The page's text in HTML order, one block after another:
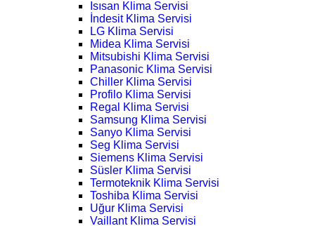
Isısan Klima Servisi
İndesit Klima Servisi
LG Klima Servisi
Midea Klima Servisi
Mitsubishi Klima Servisi
Panasonic Klima Servisi
Chiller Klima Servisi
Profilo Klima Servisi
Regal Klima Servisi
Samsung Klima Servisi
Sanyo Klima Servisi
Seg Klima Servisi
Siemens Klima Servisi
Süsler Klima Servisi
Termoteknik Klima Servisi
Toshiba Klima Servisi
Uğur Klima Servisi
Vaillant Klima Servisi